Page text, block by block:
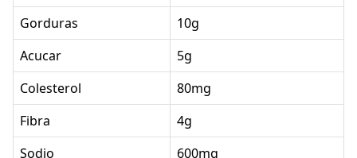
Gorduras
10g
Acucar
5g
Colesterol
80mg
Fibra
4g
Sodio
600mg